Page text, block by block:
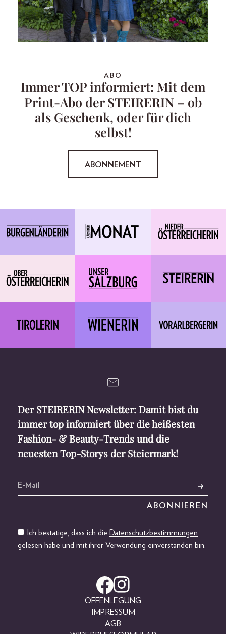
ABO
Immer TOP informiert: Mit dem
Print-Abo der STEIRERIN – ob
als Geschenk, oder für dich
selbst!
ABONNEMENT
Der STEIRERIN Newsletter: Damit bist du
immer top informiert über die heißesten
Fashion- & Beauty-Trends und die
neuesten Top-Storys der Steiermark!
Ich bestätige, dass ich die Datenschutzbestimmungen
gelesen habe und mit ihrer Verwendung einverstanden bin.
OFFENLEGUNG
IMPRESSUM
AGB